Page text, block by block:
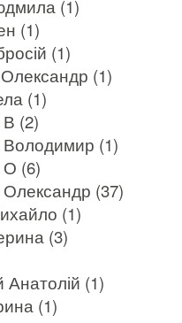
(1)
(1)
(1)
(1)
(1)
(2)
(1)
(6)
(37)
(1)
(3)
Анатолій (1)
(1)